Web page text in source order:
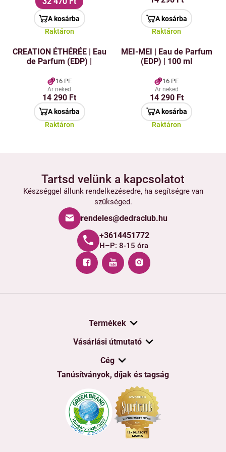
A kosárba
Raktáron
A kosárba
Raktáron
CREATION ÉTHÉRÉE | Eau
de Parfum (EDP) |
16 PE
Ár neked
14 290 Ft
A kosárba
Raktáron
MEI-MEI | Eau de Parfum
(EDP) | 100 ml
16 PE
Ár neked
14 290 Ft
A kosárba
Raktáron
Tartsd velünk a kapcsolatot
Készséggel állunk rendelkezésedre, ha segítségre van
szükséged.
rendeles@dedraclub.hu
+3614451772
H–P: 8-15 óra
Termékek
Vásárlási útmutató
Cég
Tanúsítványok, díjak és tagság